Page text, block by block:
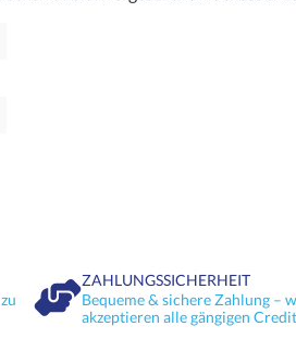
ZAHLUNGSSICHERHEIT
Bequeme & sichere Zahlung –
akzeptieren alle gängigen